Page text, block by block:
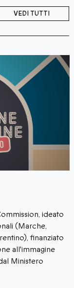
VEDI TUTTI
ideato
(Marche,
finanziato
all'immagine
Ministero